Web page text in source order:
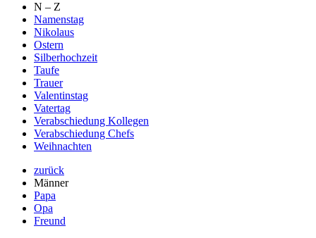
N – Z
Namenstag
Nikolaus
Ostern
Silberhochzeit
Taufe
Trauer
Valentinstag
Vatertag
Verabschiedung Kollegen
Verabschiedung Chefs
Weihnachten
zurück
Männer
Papa
Opa
Freund